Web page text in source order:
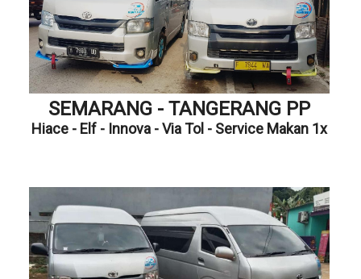
SEMARANG - TANGERANG PP
Hiace - Elf - Innova - Via Tol - Service Makan 1x